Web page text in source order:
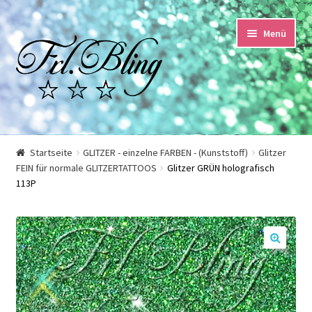
Zur
Navigation
springen
Springe
zum
Inhalt
Menü
Start
AGB und Kundeninformationen
Echtheit von Bewertungen
Impressum
Startseite GLITZER - einzelne FARBEN - (Kunststoff)
Glitzer
FEIN für normale GLITZERTATTOOS
Glitzer GRÜN holografisch
113P
🔍